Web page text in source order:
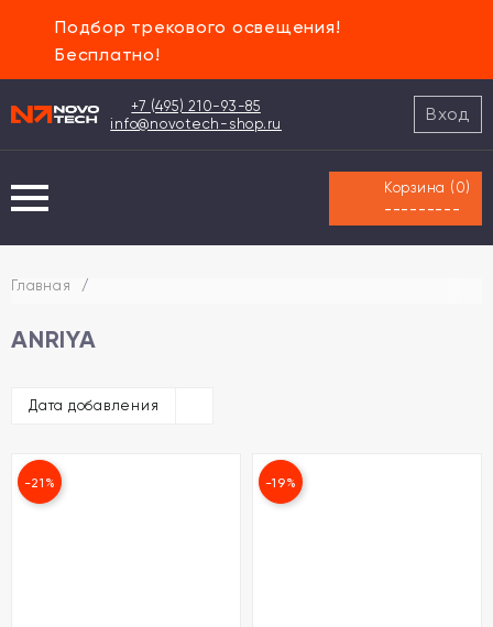
Подбор трекового освещения!
Бесплатно!
+7 (495) 210-93-85
info@novotech-shop.ru
Вход
Корзина ( 0)
---------
Главная /
ANRIYA
Дата добавления
-21% -19%